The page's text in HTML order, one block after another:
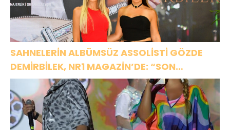
SAHNELERİN ALBÜMSÜZ ASSOLİSTİ GÖZDE
DEMİRBİLEK, NR1 MAGAZİN’DE: “SON
ASSOLİST OLARAK VAR OLACAĞIM!”